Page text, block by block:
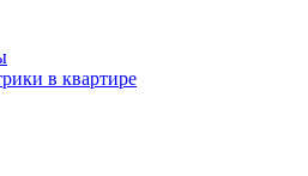
в квартире